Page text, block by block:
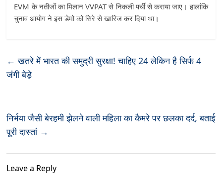
EVM के नतीजों का मिलान VVPAT से निकली पर्ची से कराया जाए। हालांकि
चुनाव आयोग ने इस डेमो को सिरे से खारिज कर दिया था।
← खतरे में भारत की समुद्री सुरक्षा! चाहिए 24 लेकिन है सिर्फ 4
जंगी बेड़े
निर्भया जैसी बेरहमी झेलने वाली महिला का कैमरे पर छलका दर्द, बताई
पूरी दास्तां →
Leave a Reply